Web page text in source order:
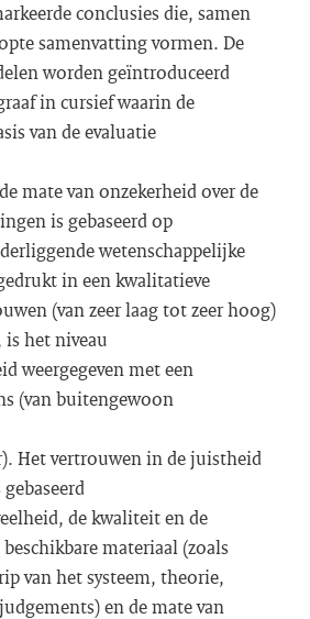
conclusies die, samen
samenvatting vormen. De
worden geïntroduceerd
in cursief waarin de
van de evaluatie
mate van onzekerheid over de
is gebaseerd op
wetenschappelijke
in een kwalitatieve
(van zeer laag tot zeer hoog)
het niveau
weergegeven met een
(van buitengewoon
Het vertrouwen in de juistheid
de kwaliteit en de
materiaal (zoals
van het systeem, theorie,
en de mate van